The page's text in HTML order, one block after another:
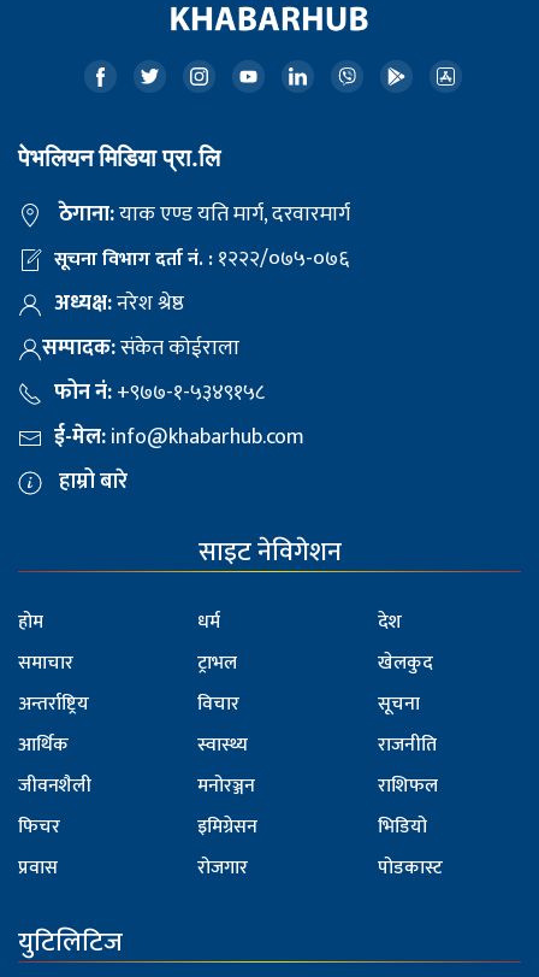
पेभलियन मिडिया प्रा.लि
ठेगाना:याक एण्ड यति मार्ग, दरवारमार्ग
सूचना विभाग दर्ता नं. :१२२२/०७५-०७६
अध्यक्ष:नरेश श्रेष्ठ
सम्पादक:संकेत कोईराला
फोन नं:+९७७-१-५३४९१५८
ई-मेल:info@khabarhub.com
हाम्रो बारे
साइट नेविगेशन
होम
समाचार
अन्तर्राष्ट्रिय
आर्थिक
जीवनशैली
फिचर
प्रवास
धर्म
ट्राभल
विचार
स्वास्थ्य
मनोरञ्जन
इमिग्रेसन
रोजगार
देश
खेलकुद
सूचना
राजनीति
राशिफल
भिडियो
पोडकास्ट
युटिलिटिज